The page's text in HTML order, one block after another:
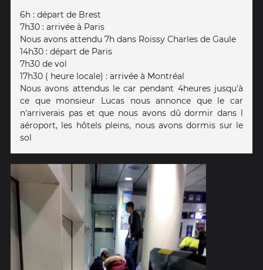
6h : départ de Brest
7h30 : arrivée à Paris
Nous avons attendu 7h dans Roissy Charles de Gaule
14h30 : départ de Paris
7h30 de vol
17h30 ( heure locale) : arrivée à Montréal
Nous avons attendus le car pendant 4heures jusqu'à
ce que monsieur Lucas nous annonce que le car
n'arriverais pas et que nous avons dû dormir dans l
aéroport, les hôtels pleins, nous avons dormis sur le
sol